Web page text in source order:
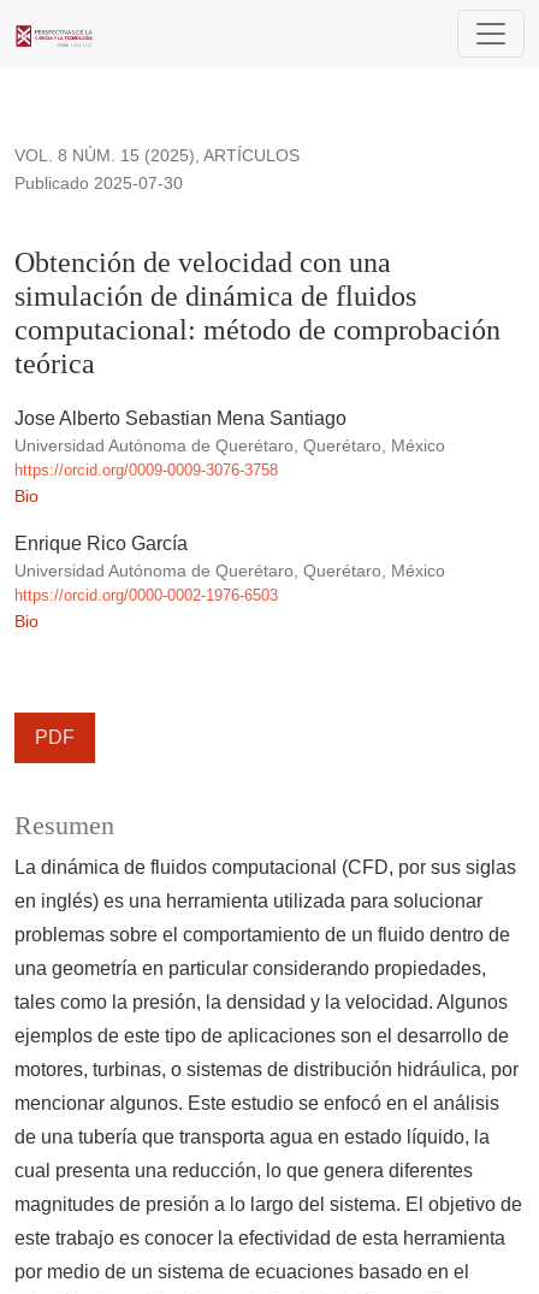
Obtención de velocidad con una simulación de dinámica
VOL. 8 NÚM. 15 (2025), ARTÍCULOS
Obtención de velocidad con una
simulación de dinámica de fluidos
computacional: método de comprobación
teórica
Publicado 2025-07-30
Jose Alberto Sebastian Mena Santiago
Universidad Autónoma de Querétaro, Querétaro, México
https://orcid.org/0009-0009-3076-3758
Bio
Enrique Rico García
Universidad Autónoma de Querétaro, Querétaro, México
https://orcid.org/0000-0002-1976-6503
Bio
PDF
Resumen
La dinámica de fluidos computacional (CFD, por sus siglas
en inglés) es una herramienta utilizada para solucionar
problemas sobre el comportamiento de un fluido dentro de
una geometría en particular considerando propiedades,
tales como la presión, la densidad y la velocidad. Algunos
ejemplos de este tipo de aplicaciones son el desarrollo de
motores, turbinas, o sistemas de distribución hidráulica, por
mencionar algunos. Este estudio se enfocó en el análisis
de una tubería que transporta agua en estado líquido, la
cual presenta una reducción, lo que genera diferentes
magnitudes de presión a lo largo del sistema. El objetivo de
este trabajo es conocer la efectividad de esta herramienta
por medio de un sistema de ecuaciones basado en el